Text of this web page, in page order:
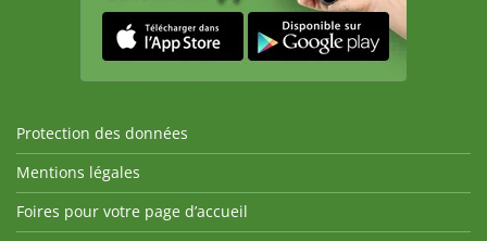
Protection des données
Mentions légales
Foires pour votre page d’accueil